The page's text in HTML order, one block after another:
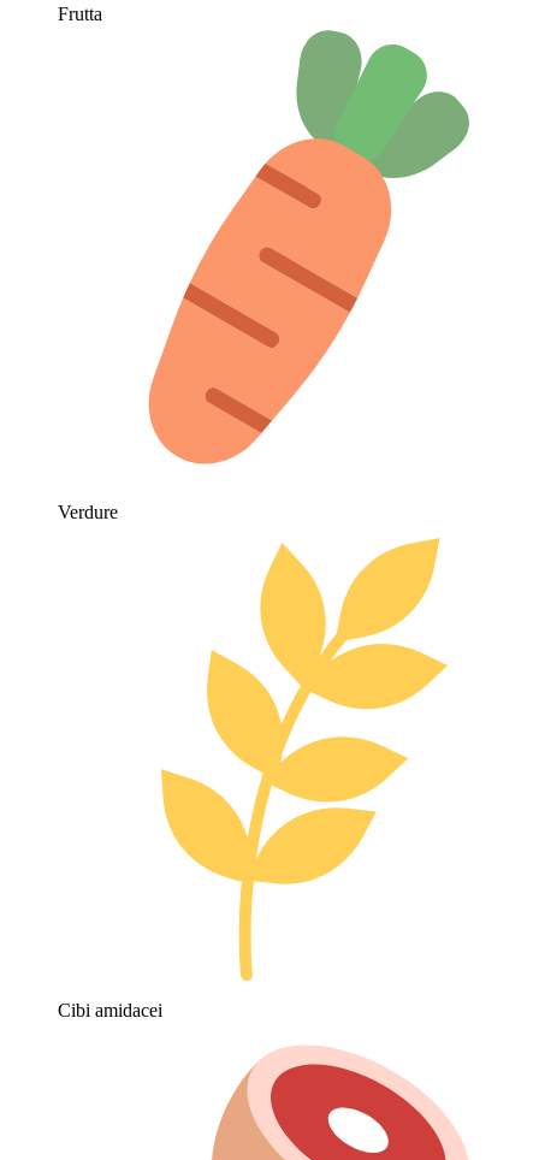
Frutta
Verdure
Cibi amidacei